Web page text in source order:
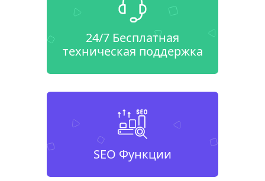
24/7 Бесплатная
техническая поддержка
SEO Функции